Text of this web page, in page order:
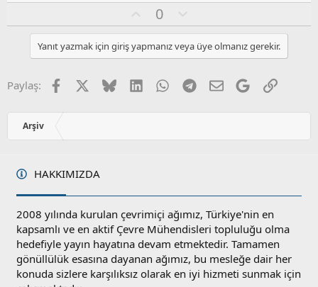
y
l
a
0
l
u
m
u
z
o
l
Yanıt yazmak için giriş yapmanız veya üye olmanız gerekir.
Paylaş: Facebook BlueskyLinkedInWhatsApp
Telegram
E-postaGoogleLink
Arşiv
HAKKIMIZDA
2008 yılında kurulan çevrimiçi ağımız, Türkiye'nin en
kapsamlı ve en aktif Çevre Mühendisleri topluluğu olma
hedefiyle yayın hayatına devam etmektedir. Tamamen
gönüllülük esasına dayanan ağımız, bu mesleğe dair her
konuda sizlere karşılıksız olarak en iyi hizmeti sunmak için